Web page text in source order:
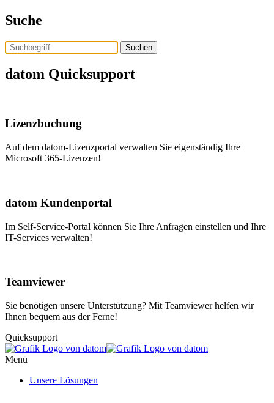
Skip
to
the
content
Suche
datom Quicksupport
Lizenzbuchung
Auf dem datom-Lizenzportal verwalten Sie eigenständig Ihre
Microsoft 365-Lizenzen!
datom Kundenportal
Im Self-Service-Portal können Sie Ihre Anfragen einstellen und Ihre
IT-Services verwalten!
Teamviewer
Sie benötigen unsere Unterstützung? Mit Teamviewer helfen wir
Ihnen bequem aus der Ferne!
Quicksupport
Menü
Unsere Lösungen
Assistent Tom